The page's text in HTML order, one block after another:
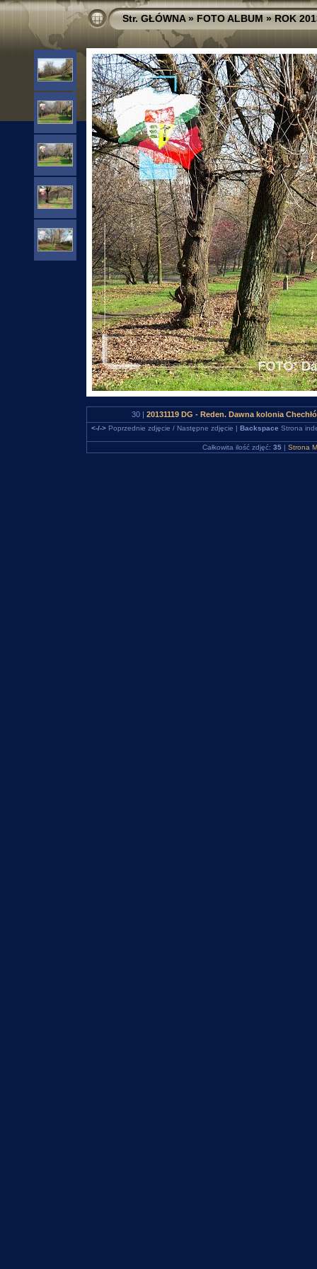
Str. GŁÓWNA»FOTO ALBUM»ROK
30 | 20131119 DG - Reden. Dawna kolonia
<-/->Poprzednie zdjęcie / Następne zdjęcie | Backspace Strona
Całkowita ilość zdjęć: 35 | Strona